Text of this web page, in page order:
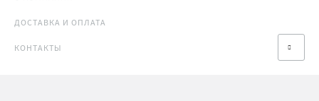
ДОСТАВКА И ОПЛАТА
КОНТАКТЫ